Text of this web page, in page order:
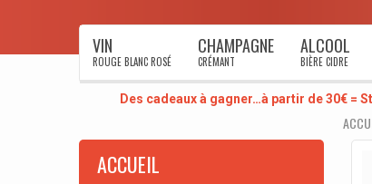
VIN
ROUGE BLANC ROSÉ
CHAMPAGNE
CRÉMANT
ALCOOL
BIÈRE CIDRE
Des cadeaux à gagner…à partir de 30€ =
ACCUEIL